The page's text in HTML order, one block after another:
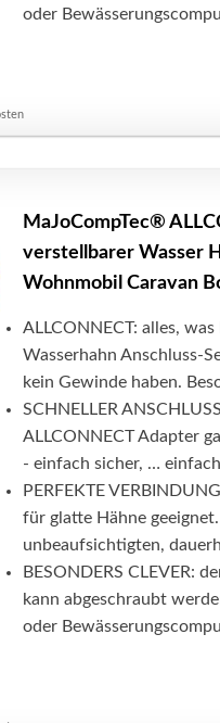
oder
MaJoCompTec®
verstellbarer Wasser
Wohnmobil Caravan
ALLCONNECT: alles,
Wasserhahn Anschluss-
kein Gewinde haben.
SCHNELLER
ALLCONNECT Adapter
- einfach sicher, …
PERFEKTE
für glatte Hähne
unbeaufsichtigten,
BESONDERS CLEVER:
kann abgeschraubt
oder